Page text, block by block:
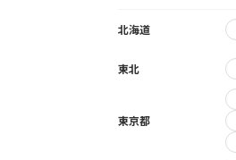
北海道
東北
東京都